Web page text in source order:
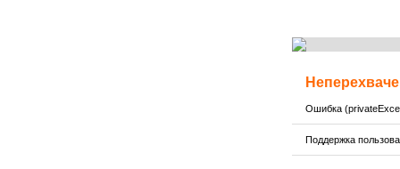
Ошибка
Поддержка